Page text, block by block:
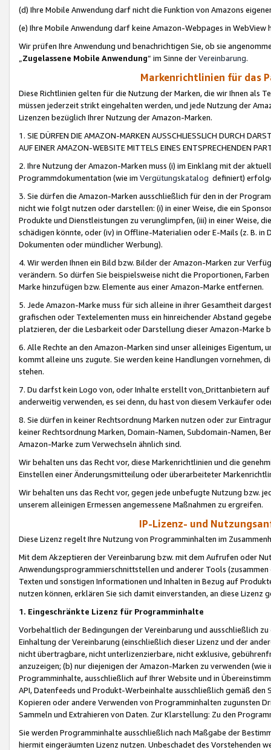
(d) Ihre Mobile Anwendung darf nicht die Funktion von Amazons
(e) Ihre Mobile Anwendung darf keine Amazon-Webpages in WebView
Wir prüfen Ihre Anwendung und benachrichtigen Sie, ob sie
„Zugelassene Mobile Anwendung“ im Sinne derVereinbarung.
Markenrichtlinien für das
Diese Richtlinien gelten für die Nutzung der Marken, die wir Ihnen als
müssen jederzeit strikt eingehalten werden, und jede Nutzung der
Lizenzen bezüglich Ihrer Nutzung der Amazon-Marken.
1. SIE DÜRFEN DIE AMAZON-MARKEN AUSSCHLIESSLICH DURCH
AUF EINER AMAZON-WEBSITE MITTELS EINES ENTSPRECHENDEN
2. Ihre Nutzung der Amazon-Marken muss (i) im Einklang mit der
Programmdokumentation (wie im Vergütungskatalog definiert)
3. Sie dürfen die Amazon-Marken ausschließlich für den in der
nicht wie folgt nutzen oder darstellen: (i) in einer Weise, die ein
Produkte und Dienstleistungen zu verunglimpfen, (iii) in einer Weise,
schädigen könnte, oder (iv) in Offline-Materialien oder E-Mails (z. B. in
Dokumenten oder mündlicher Werbung).
4. Wir werden Ihnen ein Bild bzw. Bilder der Amazon-Marken zur
verändern. So dürfen Sie beispielsweise nicht die Proportionen,
Marke hinzufügen bzw. Elemente aus einer Amazon-Marke entfernen.
5. Jede Amazon-Marke muss für sich alleine in ihrer Gesamtheit
grafischen oder Textelementen muss ein hinreichender Abstand
platzieren, der die Lesbarkeit oder Darstellung dieser Amazon-Marke
6. Alle Rechte an den Amazon-Marken sind unser alleiniges
kommt alleine uns zugute. Sie werden keine Handlungen vornehmen,
stehen.
7. Du darfst kein Logo von, oder Inhalte erstellt von,Drittanbietern auf
anderweitig verwenden, es sei denn, du hast von diesem Verkäufer
8. Sie dürfen in keiner Rechtsordnung Marken nutzen oder zur
keiner Rechtsordnung Marken, Domain-Namen, Subdomain-Namen,
Amazon-Marke zum Verwechseln ähnlich sind.
Wir behalten uns das Recht vor, diese Markenrichtlinien und die
Einstellen einer Änderungsmitteilung oder überarbeiteter
Wir behalten uns das Recht vor, gegen jede unbefugte Nutzung bzw.
unserem alleinigen Ermessen angemessene Maßnahmen zu ergreifen.
IP-Lizenz- und
Diese Lizenz regelt Ihre Nutzung von Programminhalten im
Mit dem Akzeptieren der Vereinbarung bzw. mit dem Aufrufen oder
Anwendungsprogrammierschnittstellen und anderer Tools (zusammen
Texten und sonstigen Informationen und Inhalten in Bezug auf
nutzen können, erklären Sie sich damit einverstanden, an diese Lizenz
1. Eingeschränkte Lizenz für Programminhalte
Vorbehaltlich der Bedingungen der Vereinbarung und ausschließlich
Einhaltung der Vereinbarung (einschließlich dieser Lizenz und der
nicht übertragbare, nicht unterlizenzierbare, nicht exklusive,
anzuzeigen; (b) nur diejenigen der Amazon-Marken zu verwenden
Programminhalte, ausschließlich auf Ihrer Website und in
API, Datenfeeds und Produkt-Werbeinhalte ausschließlich gemäß
Kopieren oder andere Verwenden von Programminhalten zugunsten
Sammeln und Extrahieren von Daten. Zur Klarstellung: Zu den
Sie werden Programminhalte ausschließlich nach Maßgabe der
hiermit eingeräumten Lizenz nutzen. Unbeschadet des Vorstehenden